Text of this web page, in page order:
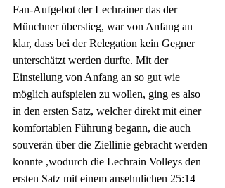
Fan-Aufgebot der Lechrainer das der
Münchner überstieg, war von Anfang an
klar, dass bei der Relegation kein Gegner
unterschätzt werden durfte. Mit der
Einstellung von Anfang an so gut wie
möglich aufspielen zu wollen, ging es also
in den ersten Satz, welcher direkt mit einer
komfortablen Führung begann, die auch
souverän über die Ziellinie gebracht werden
konnte ,wodurch die Lechrain Volleys den
ersten Satz mit einem ansehnlichen 25:14